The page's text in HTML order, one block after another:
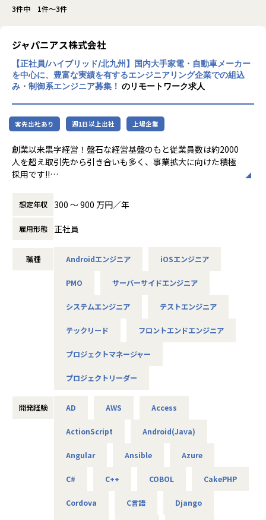
3件中 1件～3件
ジャパニアス株式会社
【正社員/ハイブリッド/北九州】国内大手家電・自動車メーカー
を中心に、豊富な実績を有するエンジニアリング企業での組込
み・制御系エンジニア募集！ のリモートワーク求人
客先出社あり 週1日以上出社 上場企業
創業以来黒字経営！盤石な経営基盤のもと従業員数は約2000
人を超え取引先から引き合いも多く、事業拡大に向けた積極
採用です!!
ご志向／ご希望に応じて、プロジェクトを決定しますので、
是非面接でお話しください！
◆取引業界
・ システム要件定義・設計（上流）SE
※ご志向・ご希望に応じて、プロジェクトを決定します
を前提としています。
■魅力ポイント
範囲でプロジェクトを選定。
★基本給がベースUPしていく
基本給で勝負している会社です！技術手当等で大きく見せ
ることをしておりません。
昇給は、基本給を上げていくため、賞与や残業代も必然的
想定年収 300 〜 900 万円／年
雇用形態 正社員
職種 Androidエンジニア iOSエンジニア
PMO サーバーサイドエンジニア
システムエンジニア テストエンジニア
テックリード フロントエンドエンジニア
プロジェクトマネージャー
プロジェクトリーダー
開発経験 AD AWS Access
ActionScript Android(Java)
Angular Ansible Azure
C# C++ COBOL CakePHP
Cordova C言語 Django